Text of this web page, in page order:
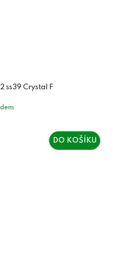
ss39 Crystal F
DO KOŠÍKU